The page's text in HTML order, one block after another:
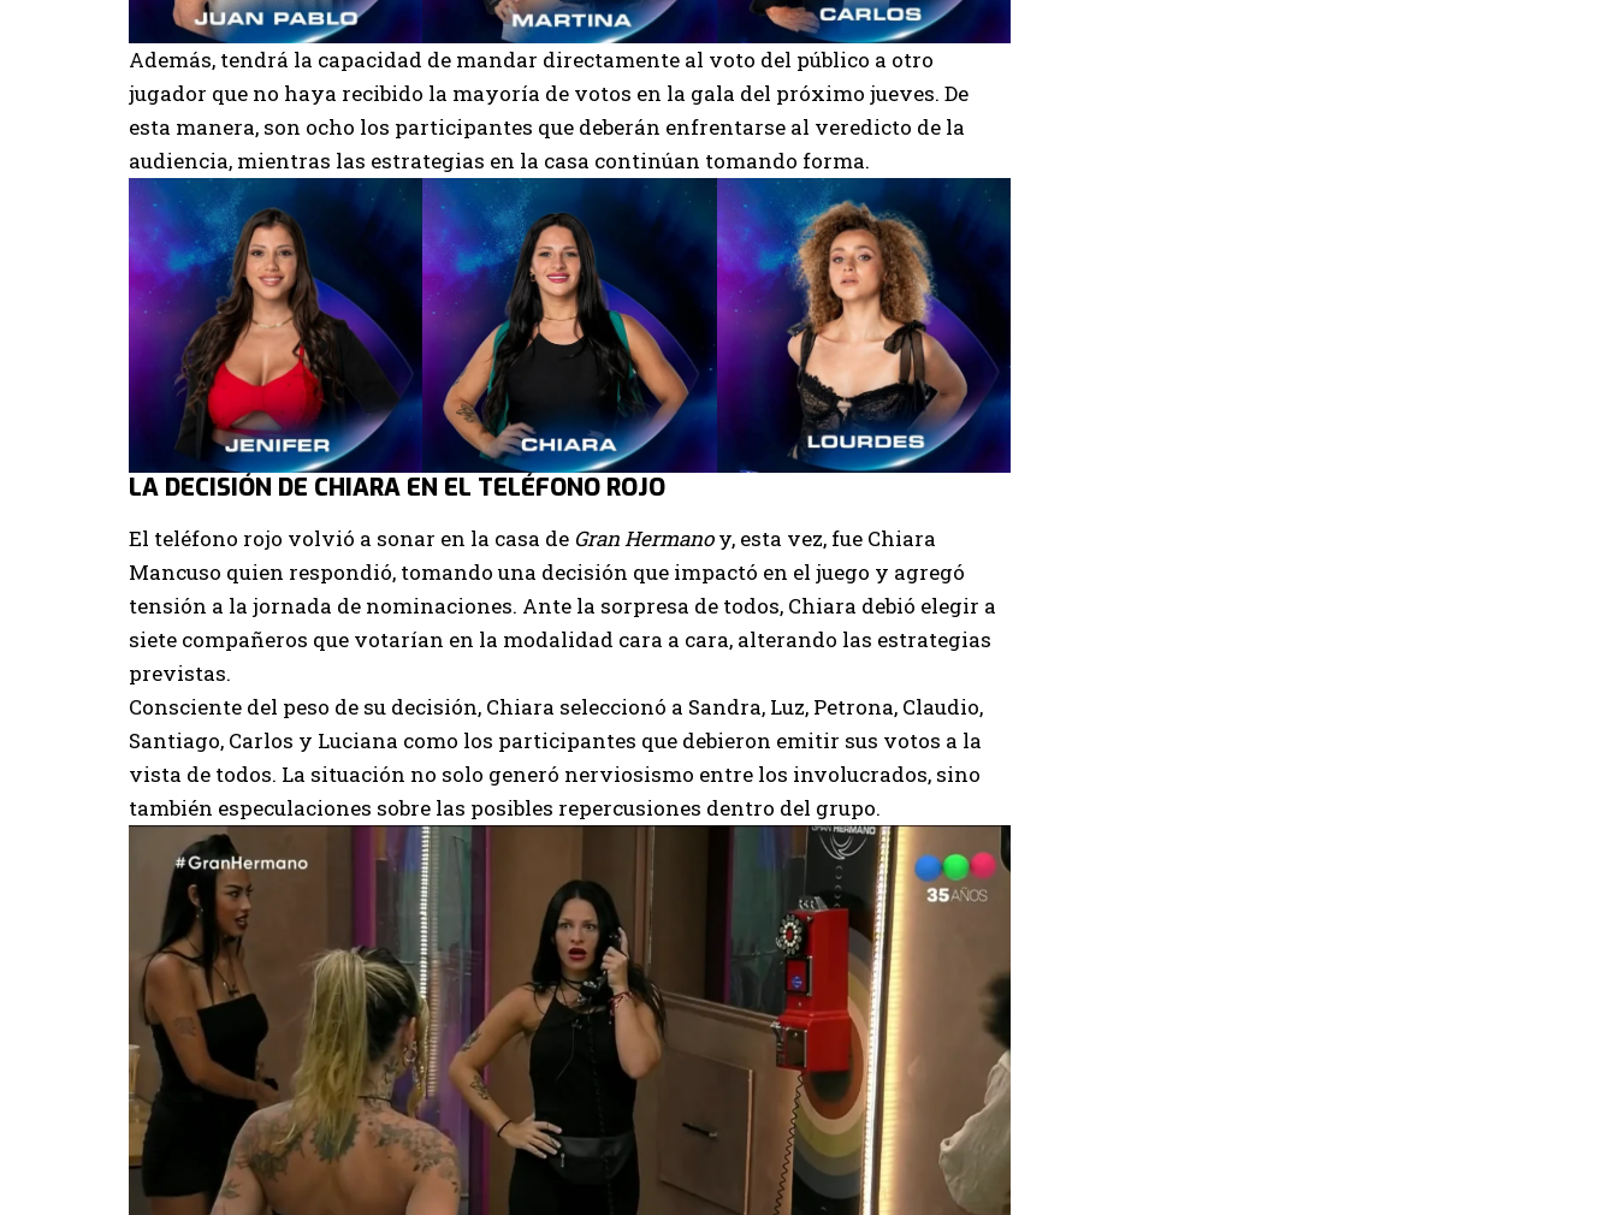
Además, tendrá la capacidad de mandar directamente al voto del público a otro
jugador que no haya recibido la mayoría de votos en la gala del próximo jueves. De
esta manera, son ocho los participantes que deberán enfrentarse al veredicto de la
audiencia, mientras las estrategias en la casa continúan tomando forma.
LA DECISIÓN DE CHIARA EN EL TELÉFONO ROJO
El teléfono rojo volvió a sonar en la casa de Gran Hermanoy, esta vez, fue Chiara
Mancuso quien respondió, tomando una decisión que impactó en el juego y agregó
tensión a la jornada de nominaciones. Ante la sorpresa de todos, Chiara debió elegir a
siete compañeros que votarían en la modalidad cara a cara, alterando las estrategias
previstas.
Consciente del peso de su decisión, Chiara seleccionó a Sandra, Luz, Petrona, Claudio,
Santiago, Carlos y Luciana como los participantes que debieron emitir sus votos a la
vista de todos. La situación no solo generó nerviosismo entre los involucrados, sino
también especulaciones sobre las posibles repercusiones dentro del grupo.